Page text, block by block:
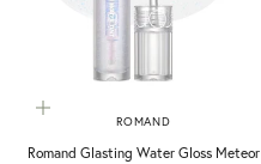
加入購物車
ROMAND
Romand Glasting Water Gloss Meteor